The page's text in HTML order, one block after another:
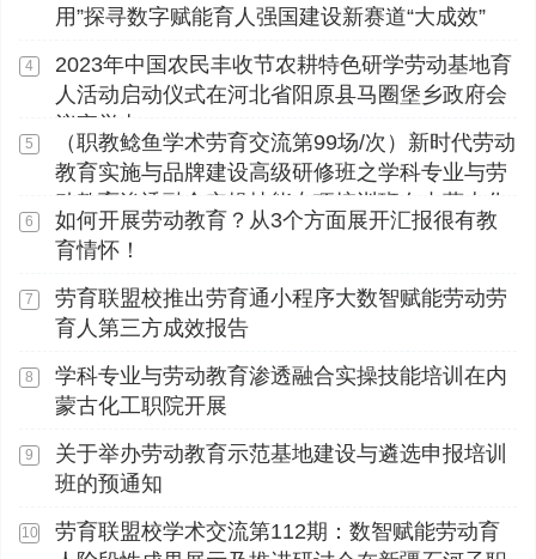
用”探寻数字赋能育人强国建设新赛道“大成效”
4
2023年中国农民丰收节农耕特色研学劳动基地育
人活动启动仪式在河北省阳原县马圈堡乡政府会
议室举办
5
（职教鲶鱼学术劳育交流第99场/次）新时代劳动
教育实施与品牌建设高级研修班之学科专业与劳
动教育渗透融合实操技能专项培训班在内蒙古化
工职业学院顺利开展
6
如何开展劳动教育？从3个方面展开汇报很有教
育情怀！
7
劳育联盟校推出劳育通小程序大数智赋能劳动劳
育人第三方成效报告
8
学科专业与劳动教育渗透融合实操技能培训在内
蒙古化工职院开展
9
关于举办劳动教育示范基地建设与遴选申报培训
班的预通知
10
劳育联盟校学术交流第112期：数智赋能劳动育